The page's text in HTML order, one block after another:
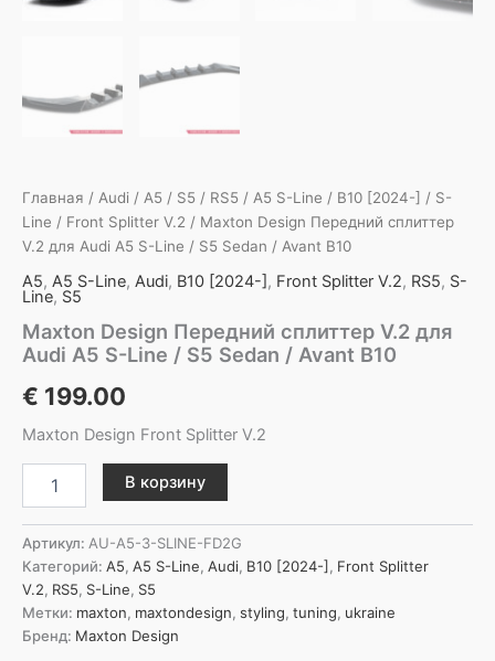
Главная / Audi / A5 / S5 / RS5 / A5 S-Line / B10 [2024-] / S-
Line / Front Splitter V.2 / Maxton Design Передний сплиттер
V.2 для Audi A5 S-Line / S5 Sedan / Avant B10
A5, A5 S-Line, Audi, B10 [2024-] , Front Splitter V.2, RS5, S-
Line, S5
Maxton Design Передний сплиттер V.2 для
Audi A5 S-Line / S5 Sedan / Avant B10
€ 199.00
Maxton Design Front Splitter V.2
товара
Design
Передний
сплиттер
V.2
для
Audi
В корзину
Артикул: AU-A5-3-SLINE-FD2G
Категорий: A5, A5 S-Line, Audi, B10 [2024-], Front Splitter
V.2, RS5, S-Line, S5
Метки: maxton, maxtondesign, styling, tuning, ukraine
Бренд: Maxton Design